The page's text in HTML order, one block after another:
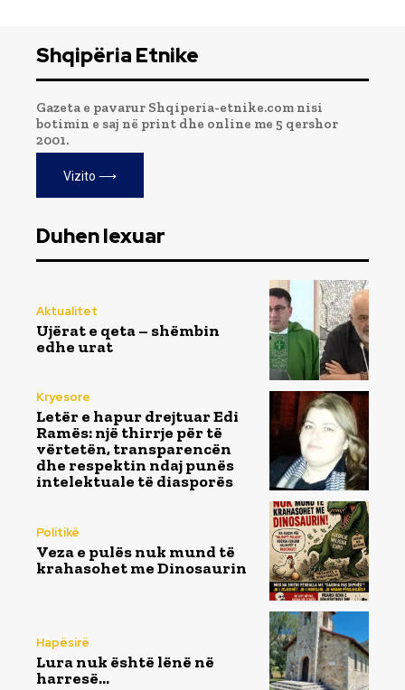
Shqipëria Etnike
Gazeta e pavarur Shqiperia-etnike.com nisi
botimin e saj në print dhe online me 5 qershor
2001.
Vizito ⟶
Duhen lexuar
Aktualitet
Ujërat e qeta – shëmbin
edhe urat
Kryesore
Letër e hapur drejtuar Edi
Ramës: një thirrje për të
vërtetën, transparencën
dhe respektin ndaj punës
intelektuale të diasporës
Politikë
Veza e pulës nuk mund të
krahasohet me Dinosaurin
Hapësirë
Lura nuk është lënë në
harresë…